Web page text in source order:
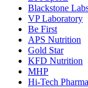
Blackstone
VP Laboratory
Be First
APS Nutrition
Gold Star
KFD Nutrition
MHP
Hi-Tech